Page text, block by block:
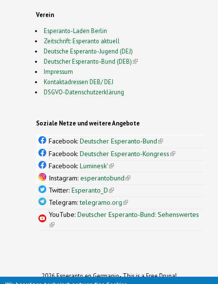
Verein
Esperanto-Laden Berlin
Zeitschrift: Esperanto aktuell
Deutsche Esperanto-Jugend (DEJ)
Deutscher Esperanto-Bund (DEB)(link is external)
Impressum
Kontaktadressen DEB/ DEJ
DSGVO-Datenschutzerklärung
Soziale Netze und weitere Angebote
Facebook: Deutscher Esperanto-Bund(link is
external)
Facebook: Deutscher Esperanto-Kongress(link is
Facebook: Luminesk'(link is external)
Instagram: esperantobund(link is external)
Twitter: Esperanto_D(link is external)
Telegram:telegramo.org(link is external)
YouTube: Deutscher Esperanto-Bund: Sehenswertes
(link is external)
2026 Esperanto en Germanio- This is a Free Drupal